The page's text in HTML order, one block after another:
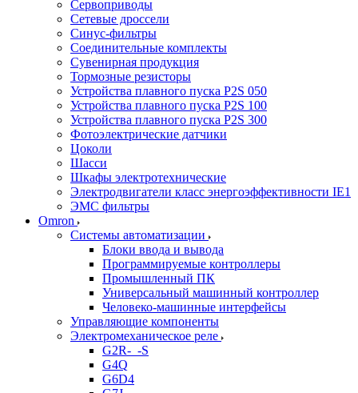
Сервоприводы
Сетевые дроссели
Синус-фильтры
Соединительные комплекты
Сувенирная продукция
Тормозные резисторы
Устройства плавного пуска P2S 050
Устройства плавного пуска P2S 100
Устройства плавного пуска P2S 300
Фотоэлектрические датчики
Цоколи
Шасси
Шкафы электротехнические
Электродвигатели класс энергоэффективности IE1
ЭМС фильтры
Omron
Системы автоматизации
Блоки ввода и вывода
Программируемые контроллеры
Промышленный ПК
Универсальный машинный контроллер
Человеко-машинные интерфейсы
Управляющие компоненты
Электромеханическое реле
G2R-_-S
G4Q
G6D4